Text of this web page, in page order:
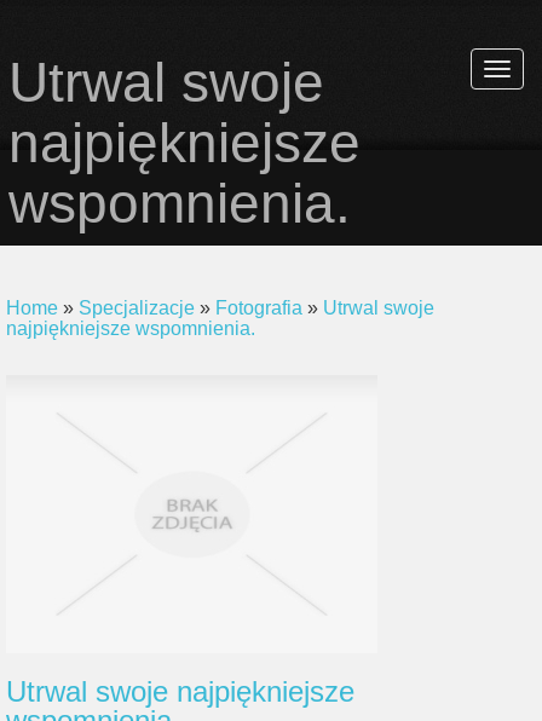
Utrwal swoje
najpiękniejsze
wspomnienia.
Home » Specjalizacje » Fotografia » Utrwal swoje
najpiękniejsze wspomnienia.
Utrwal swoje najpiękniejsze